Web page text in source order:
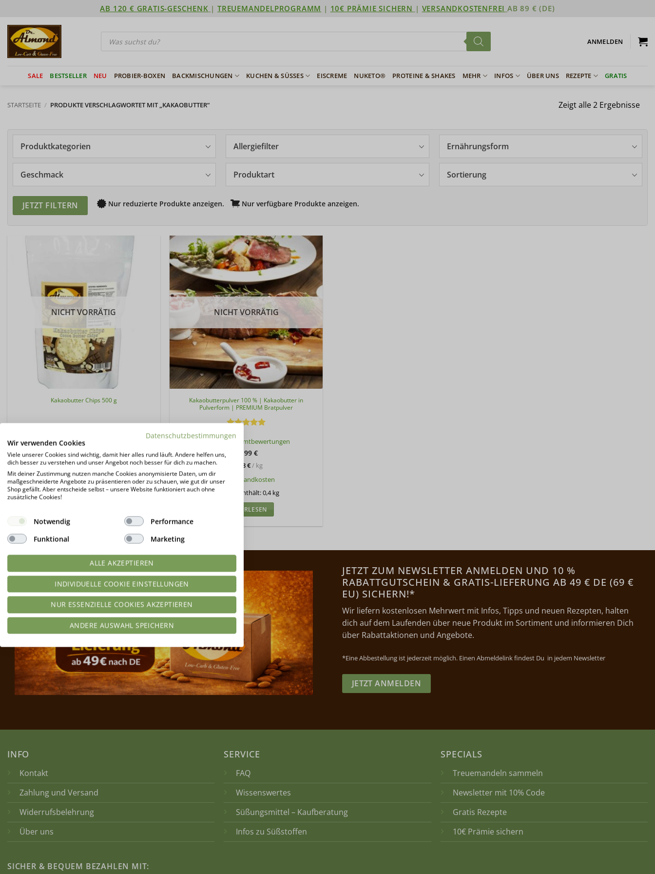
springen
AB 120 € GRATIS-GESCHENK |TREUEMANDELPROGRAMM | 10€ PRÄMIE SICHERN | VERSANDKOSTENFREI AB 89 € (DE)
Products
search ANMELDEN
SALE BESTSELLER NEU PROBIER-BOXEN BACKMISCHUNGEN KUCHEN & SÜSSES EISCREME NUKETO® PROTEINE & SHAKES MEHR INFOS ÜBER UNS REZEPTE GRATIS
STARTSEITE / PRODUKTE VERSCHLAGWORTET MIT „KAKAOBUTTER“ Zeigt alle 2 Ergebnisse
Produktkategorien Allergiefilter Ernährungsform
Geschmack Produktart Sortierung
JETZT FILTERN Nur reduzierte Produkte anzeigen. Nur verfügbare Produkte anzeigen.
NICHT VORRÄTIG
Kakaobutter Chips 500 g
47,98€
zzgl.Versandkosten
Produkt enthält: 0,5kg
NICHT VORRÄTIG
Kakaobutterpulver 100 % | Kakaobutter in
Pulverform | PREMIUM Bratpulver
Bewertet
mit
5von
geprüfte Gesamtbewertungen
21,99€
54,98€/ kg
zzgl.
Versandkosten
Produkt enthält: 0,4kg
WEITERLESEN
JETZT ZUM NEWSLETTER ANMELDEN UND 10 %
RABATTGUTSCHEIN & GRATIS-LIEFERUNG AB 49 € DE (69 €
EU) SICHERN!*
Wir liefern kostenlosen Mehrwert mit Infos, Tipps und neuen Rezepten, halten
dich auf dem Laufenden über neue Produkt im Sortiment und informieren Dich
über Rabattaktionen und Angebote.
*Eine Abbestellung ist jederzeit möglich. Einen Abmeldelink findest Du in jedem Newsletter
JETZT ANMELDEN
INFO
Kontakt
Zahlung und Versand
Widerrufsbelehrung
Über uns
SERVICE
FAQ
Wissenswertes
Süßungsmittel – Kaufberatung
Infos zu Süßstoffen
SPECIALS
Treuemandeln sammeln
Newsletter mit 10% Code
Gratis Rezepte
10€ Prämie sichern
SICHER & BEQUEM BEZAHLEN MIT:
Datenschutzbestimmungen
Wir verwenden Cookies
Viele unserer Cookies sind wichtig, damit hier alles rund läuft. Andere helfen uns,
dich besser zu verstehen und unser Angebot noch besser für dich zu machen.
Mit deiner Zustimmung nutzen manche Cookies anonymisierte Daten, um dir
maßgeschneiderte Angebote zu präsentieren oder zu schauen, wie gut dir unser
Shop gefällt. Aber entscheide selbst – unsere Website funktioniert auch ohne
zusätzliche Cookies!
Notwendig
Performance
Funktional
Marketing
ALLE AKZEPTIEREN
INDIVIDUELLE COOKIE EINSTELLUNGEN
NUR ESSENZIELLE COOKIES AKZEPTIEREN
ANDERE AUSWAHL SPEICHERN